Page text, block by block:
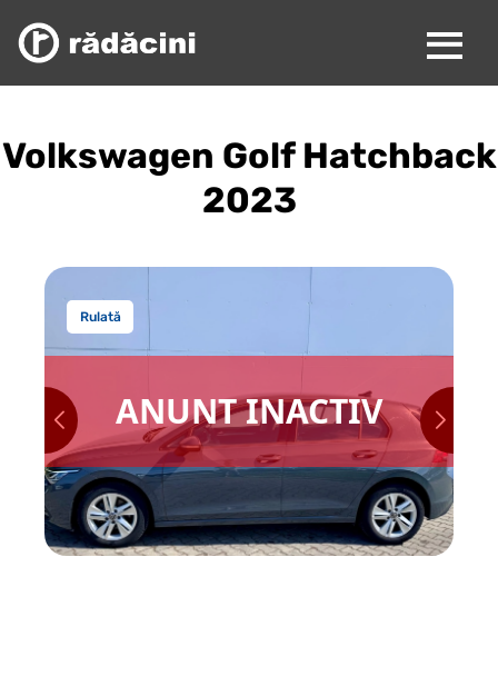
Volkswagen Golf Hatchback
2023
ANUNT INACTIV
Rulată